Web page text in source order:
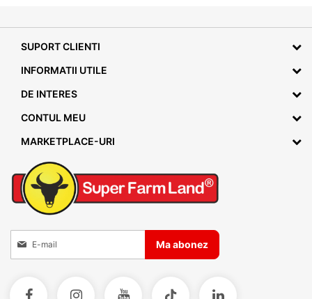
SUPORT CLIENTI
INFORMATII UTILE
DE INTERES
CONTUL MEU
MARKETPLACE-URI
Inscrieti-va la Buletinele noastre informative
Ma abonez